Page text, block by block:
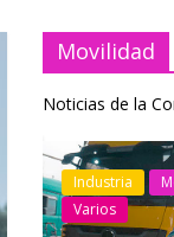
Movilidad
Noticias de la
Industria
Varios